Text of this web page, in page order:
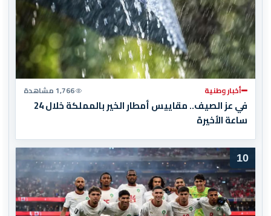
أخبار وطنية 1,766 مشاهدة
في عز الصيف.. مقاييس أمطار الخير بالمملكة خلال 24
ساعة الأخيرة
10